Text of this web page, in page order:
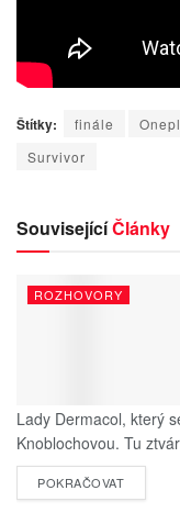
Štítky: finále
Survivor
SouvisejícíČlánky
ROZHOVORY
Lady Dermacol, který
Knoblochovou. Tu
POKRAČOVAT